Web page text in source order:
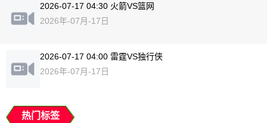
2026-07-17 04:30 火箭VS篮网
2026年-07月-17日
2026-07-17 04:00 雷霆VS独行侠
2026年-07月-17日
热门标签